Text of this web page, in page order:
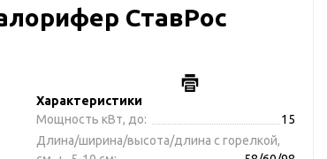
комплектующие
Дробилка для виногрда
СтавРос
Характеристики
Мощность кВт, до:
15
Длина/ширина/высота/длина с горелкой,